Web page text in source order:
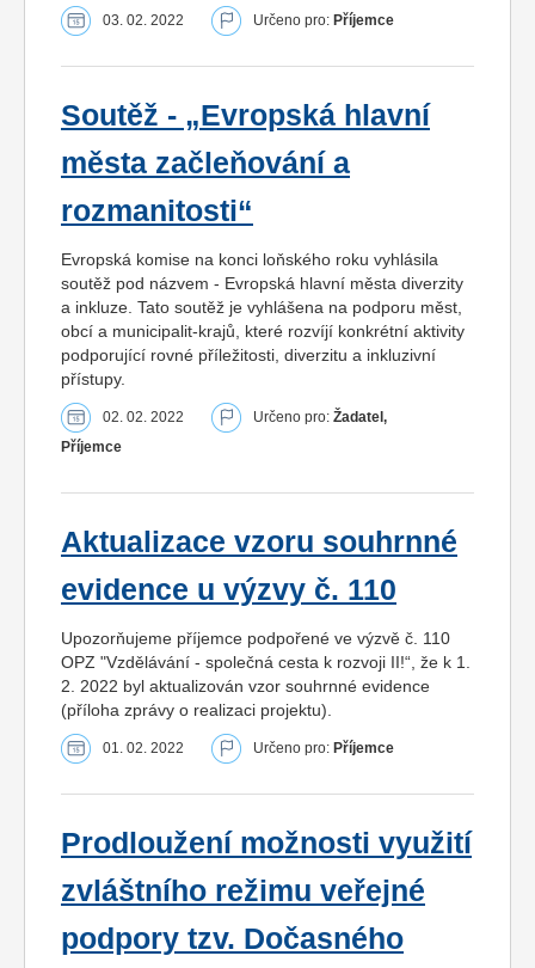
03. 02. 2022 Určeno pro: Příjemce
Soutěž - „Evropská hlavní
města začleňování a
rozmanitosti“
Evropská komise na konci loňského roku vyhlásila
soutěž pod názvem - Evropská hlavní města diverzity
a inkluze. Tato soutěž je vyhlášena na podporu měst,
obcí a municipalit-krajů, které rozvíjí konkrétní aktivity
podporující rovné příležitosti, diverzitu a inkluzivní
přístupy.
02. 02. 2022 Určeno pro: Žadatel,
Příjemce
Aktualizace vzoru souhrnné
evidence u výzvy č. 110
Upozorňujeme příjemce podpořené ve výzvě č. 110
OPZ "Vzdělávání - společná cesta k rozvoji II!“, že k 1.
2. 2022 byl aktualizován vzor souhrnné evidence
(příloha zprávy o realizaci projektu).
01. 02. 2022 Určeno pro: Příjemce
Prodloužení možnosti využití
zvláštního režimu veřejné
podpory tzv. Dočasného